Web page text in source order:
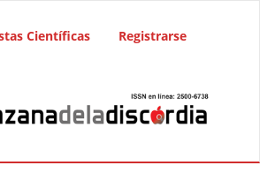
Científicas Registrarse